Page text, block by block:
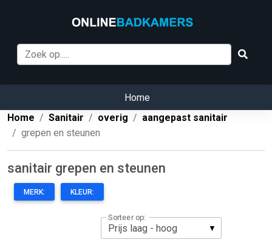
Home
Home
Sanitair overig
aangepast sanitair
grepen en steunen
sanitair grepen en steunen
MERK: KLEUR:
Sorteer op: